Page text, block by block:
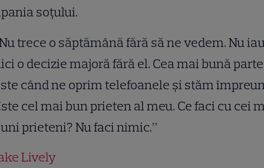
soțului.
trece o săptămână fără să ne vedem. Nu
o decizie majoră fără el. Cea mai bună parte
când ne oprim telefoanele și stăm
cel mai bun prieten al meu. Ce faci cu cei
prieteni? Nu faci nimic.”
Lively